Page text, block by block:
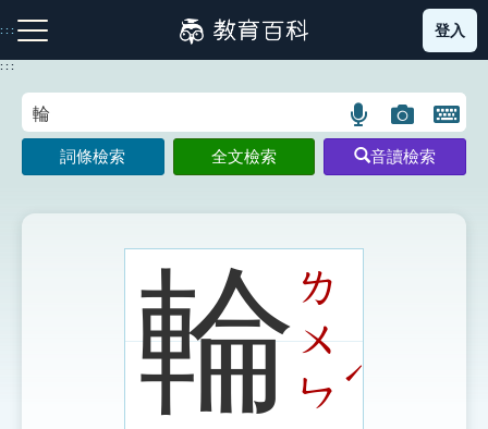
到
主
:::
注音索引圖示 筆畫索引圖示 部首索引表圖示
登入
:::
語
言
搜
示
圖
片
搜
開
鍵
圖
詞條檢索 全文檢索 音讀檢索
輪ㄌ
ㄨ
ㄣ
ˊ